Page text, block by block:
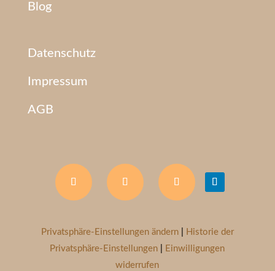
Blog
Datenschutz
Impressum
AGB
Privatsphäre-Einstellungen ändern|
Historie der
Privatsphäre-Einstellungen
Einwilligungen
widerrufen